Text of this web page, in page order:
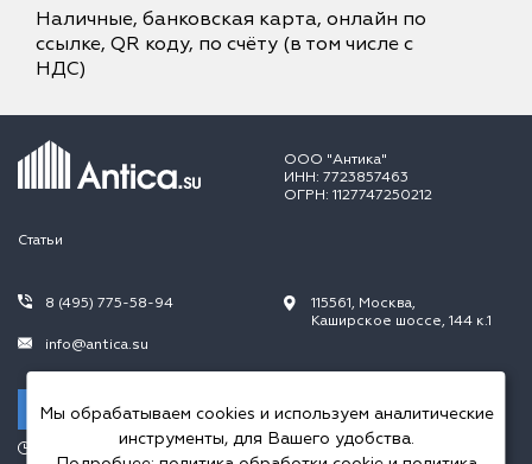
Наличные, банковская карта, онлайн по
ссылке, QR коду, по счёту (в том числе с
НДС)
ООО "Антика"
ИНН: 7723857463
ОГРН: 1127747250212
Статьи
8 (495) 775-58-94
info@antica.su
Заказать звонок
115561, Москва,
Каширское шоссе, 144 к.1
Мы обрабатываем cookies и используем аналитические
инструменты, для Вашего удобства.